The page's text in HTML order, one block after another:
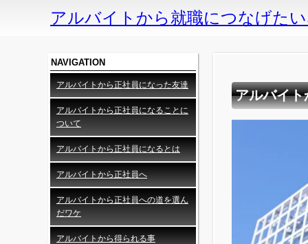
アルバイトから就職につなげた
NAVIGATION
アルバイトから正社員になった友達
アルバイトから正社員になることに
ついて
アルバイトから正社員になるとは
アルバイトから正社員へ
アルバイトから正社員への道を選ん
だワケ
アルバイトから得られる事
アルバイト